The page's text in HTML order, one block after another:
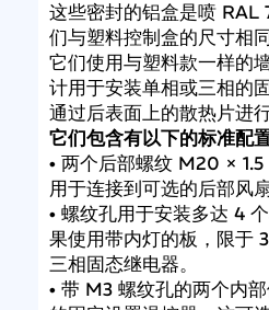
这些密封的铝盒是喷 RAL
们与塑料控制盒的尺寸相
它们使用与塑料款一样的
计用于安装单相或三相的
通过后表面上的散热片进行
它们包含有以下的标准配
• 两个后部螺纹 M20 × 1.5
用于连接到可选的后部风扇
• 螺纹孔用于安装多达 4
果使用带内灯的板，限于
三相固态继电器。
• 带 M3 螺纹孔的两个内